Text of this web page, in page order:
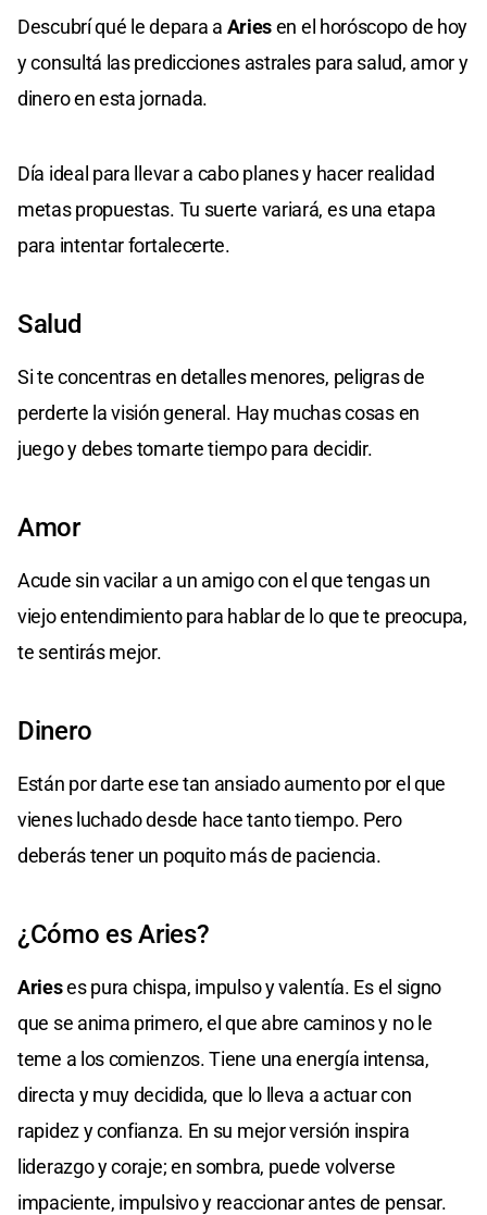
Descubrí qué le depara a Ariesen el horóscopo de hoy
y consultá las predicciones astrales para salud, amor y
dinero en esta jornada.
Día ideal para llevar a cabo planes y hacer realidad
metas propuestas. Tu suerte variará, es una etapa
para intentar fortalecerte.
Salud
Si te concentras en detalles menores, peligras de
perderte la visión general. Hay muchas cosas en
juego y debes tomarte tiempo para decidir.
Amor
Acude sin vacilar a un amigo con el que tengas un
viejo entendimiento para hablar de lo que te preocupa,
te sentirás mejor.
Dinero
Están por darte ese tan ansiado aumento por el que
vienes luchado desde hace tanto tiempo. Pero
deberás tener un poquito más de paciencia.
¿Cómo es Aries?
Arieses pura chispa, impulso y valentía. Es el signo
que se anima primero, el que abre caminos y no le
teme a los comienzos. Tiene una energía intensa,
directa y muy decidida, que lo lleva a actuar con
rapidez y confianza. En su mejor versión inspira
liderazgo y coraje; en sombra, puede volverse
impaciente, impulsivo y reaccionar antes de pensar.